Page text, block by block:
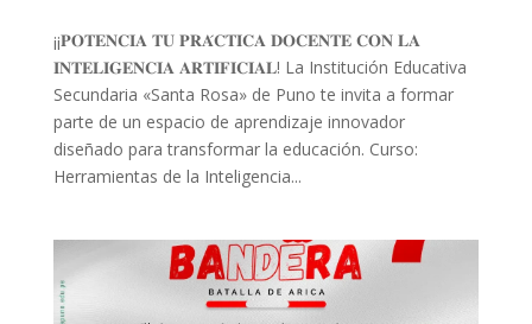
¡¡𝐏𝐎𝐓𝐄𝐍𝐂𝐈𝐀 𝐓𝐔 𝐏𝐑𝐀́𝐂𝐓𝐈𝐂𝐀 𝐃𝐎𝐂𝐄𝐍𝐓𝐄 𝐂𝐎𝐍 𝐋𝐀
𝐈𝐍𝐓𝐄𝐋𝐈𝐆𝐄𝐍𝐂𝐈𝐀 𝐀𝐑𝐓𝐈𝐅𝐈𝐂𝐈𝐀𝐋! La Institución Educativa
Secundaria «Santa Rosa» de Puno te invita a formar
parte de un espacio de aprendizaje innovador
diseñado para transformar la educación. Curso:
Herramientas de la Inteligencia...